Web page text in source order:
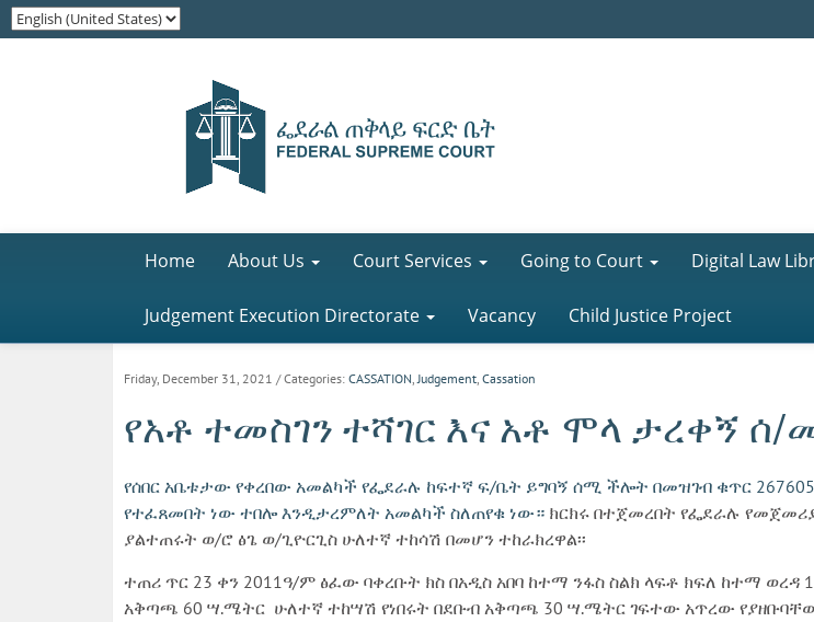
Home About Us Court Services Going to Court Digital Law
Judgement Execution Directorate Vacancy Child Justice Project
Friday, December 31, 2021 / Categories: CASSATION,Judgement, Cassation
የአቶ ተመስገን ተሻገር እና አቶ ሞላ ታረቀኝ ሰ/መ/
የሰበር አቤቱታው የቀረበው አመልካች የፌደራሉ ከፍተኛ ፍ/ቤት ይግባኝ ሰሚ ችሎት በመዝገብ ቁጥር
የተፈጸመበት ነው ተበሎ እንዲታረምለት አመልካች ስለጠየቁ ነው። ክርክሩ በተጀመረበት የፌደራሉ
ያልተጠሩት ወ/ሮ ፅጌ ወ/ጊዮርጊስ ሁለተኛ ተከሳሽ በመሆን ተከራክረዋል፡፡
ተጠሪ ጥር 23 ቀን 2011ዓ/ም ፅፈው ባቀረቡት ክስ በአዲስ አበባ ከተማ ንፋስ ስልክ ላፍቶ ክፍለ ከተማ
አቅጣጫ 60 ሣ.ሜትር ሁለተኛ ተከሣሽ የነበሩት በደቡብ አቅጣጫ 30 ሣ.ሜትር ገፍተው አጥረው